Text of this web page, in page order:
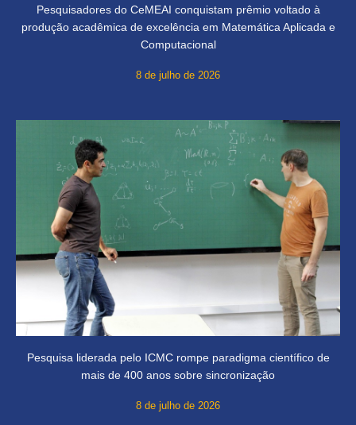
Pesquisadores do CeMEAI conquistam prêmio voltado à
produção acadêmica de excelência em Matemática Aplicada e
Computacional
8 de julho de 2026
Pesquisa liderada pelo ICMC rompe paradigma científico de
mais de 400 anos sobre sincronização
8 de julho de 2026